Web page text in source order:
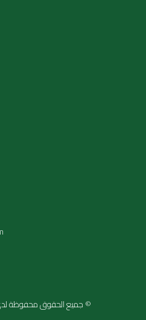
© جميع الحقوق محفوظة لدى